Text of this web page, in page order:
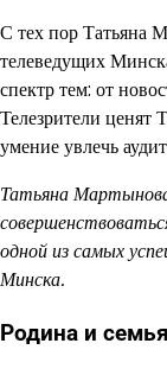
С тех пор Татьяна
телеведущих
спектр тем: от
Телезрители ценят
умение увлечь
Татьяна
одной из самых
Минска.
Родина и